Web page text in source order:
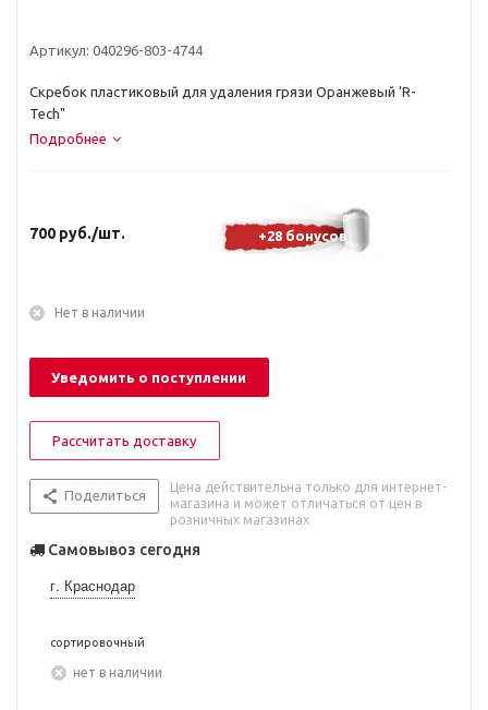
Артикул: 040296-803-4744
Скребок пластиковый для удаления грязи Оранжевый 'R-
Tech"
Подробнее
700 руб./шт. +28 бонусов
Нет в наличии
Уведомить о поступлении
Рассчитать доставку
Поделиться
Цена действительна только для интернет-
магазина и может отличаться от цен в
розничных магазинах
Самовывоз сегодня
г. Краснодар
сортировочный
Нет в наличии